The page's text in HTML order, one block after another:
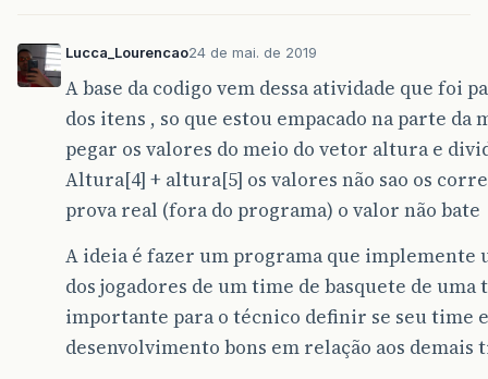
Lucca_Lourencao24 de mai. de 2019
A base da codigo vem dessa atividade que foi
dos itens , so que estou empacado na parte da
pegar os valores do meio do vetor altura e
Altura[4] + altura[5] os valores não sao os
prova real (fora do programa) o valor não bate
A ideia é fazer um programa que
dos jogadores de um time de basquete de
importante para o técnico definir se seu time
desenvolvimento bons em relação aos demais